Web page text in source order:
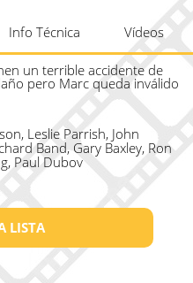
Info Técnica Vídeos
un terrible accidente de
pero Marc queda inválido
Leslie Parrish, John
Band, Gary Baxley, Ron
Paul Dubov
LISTA